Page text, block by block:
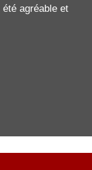
agréable et